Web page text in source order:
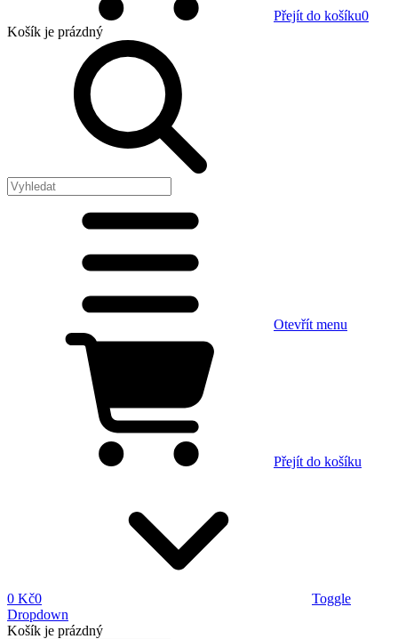
Přejít do košíku0
Košík je prázdný
Otevřít menu
Přejít do košíku
0 Kč0
Toggle
Dropdown
Košík je prázdný